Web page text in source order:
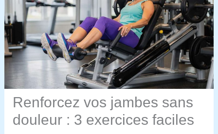
Renforcez vos jambes sans
douleur : 3 exercices faciles